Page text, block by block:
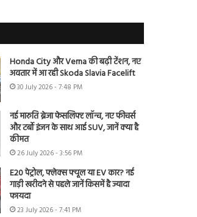
Honda City और Verna की बढ़ी टेंशन, नए
अवतार में आ रही Skoda Slavia Facelift
30 July 2026 - 7:48 PM
नई मारुति ब्रेजा फेसलिफ्ट लॉन्च, नए फीचर्स
और टर्बो इंजन के साथ आई SUV, जानें क्या है
कीमत
26 July 2026 - 3:56 PM
E20 पेट्रोल, फ्लेक्स फ्यूल या EV कार? नई
गाड़ी खरीदने से पहले जानें किसमें है ज्यादा
फायदा
23 July 2026 - 7:41 PM